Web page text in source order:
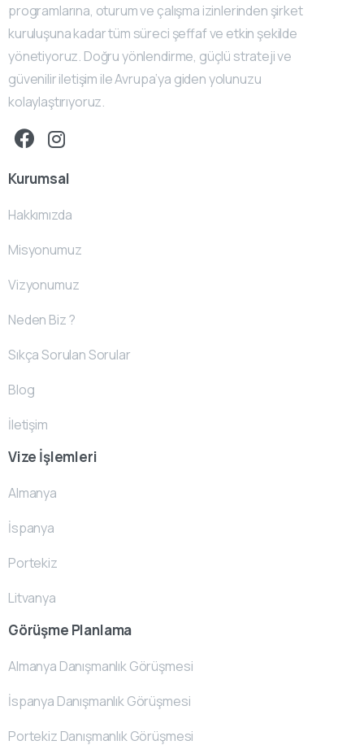
programlarına, oturum ve çalışma izinlerinden şirket
kuruluşuna kadar tüm süreci şeffaf ve etkin şekilde
yönetiyoruz. Doğru yönlendirme, güçlü strateji ve
güvenilir iletişim ile Avrupa’ya giden yolunuzu
kolaylaştırıyoruz.
Kurumsal
Hakkımızda
Misyonumuz
Vizyonumuz
Neden Biz ?
Sıkça Sorulan Sorular
Blog
İletişim
Vize İşlemleri
Almanya
İspanya
Portekiz
Litvanya
Görüşme Planlama
Almanya Danışmanlık Görüşmesi
İspanya Danışmanlık Görüşmesi
Portekiz Danışmanlık Görüşmesi